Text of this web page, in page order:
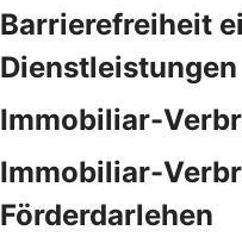
Barrierefreiheit
Dienstleistungen
Immobiliar-
Immobiliar-
Förderdarlehen